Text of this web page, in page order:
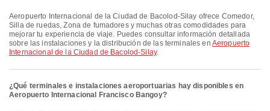
Aeropuerto Internacional de la Ciudad de Bacolod-Silay ofrece Comedor,
Silla de ruedas, Zona de fumadores y muchas otras comodidades para
mejorar tu experiencia de viaje. Puedes consultar información detallada
sobre las instalaciones y la distribución de las terminales en Aeropuerto
Internacional de la Ciudad de Bacolod-Silay.
¿Qué terminales e instalaciones aeroportuarias hay disponibles en
Aeropuerto Internacional Francisco Bangoy?